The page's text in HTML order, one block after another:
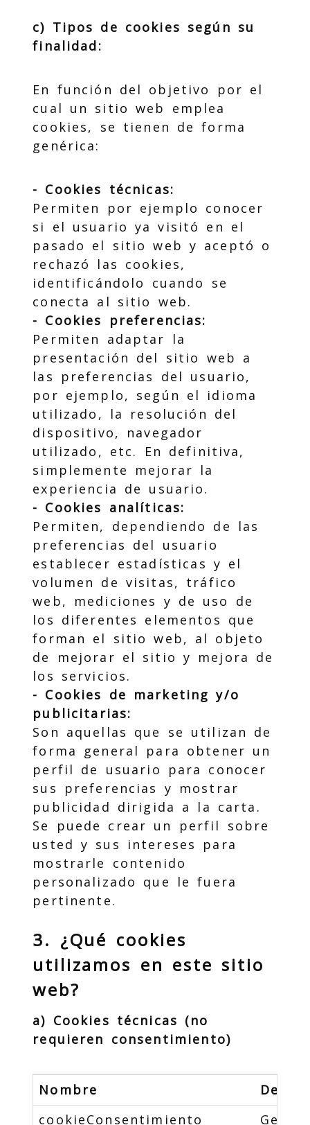
c) Tipos de cookies según su
finalidad:
En función del objetivo por el
cual un sitio web emplea
cookies, se tienen de forma
genérica:
- Cookies técnicas:
Permiten por ejemplo conocer
si el usuario ya visitó en el
pasado el sitio web y aceptó o
rechazó las cookies,
identificándolo cuando se
conecta al sitio web.
- Cookies preferencias:
Permiten adaptar la
presentación del sitio web a
las preferencias del usuario,
por ejemplo, según el idioma
utilizado, la resolución del
dispositivo, navegador
utilizado, etc. En definitiva,
simplemente mejorar la
experiencia de usuario.
- Cookies analíticas:
Permiten, dependiendo de las
preferencias del usuario
establecer estadísticas y el
volumen de visitas, tráfico
web, mediciones y de uso de
los diferentes elementos que
forman el sitio web, al objeto
de mejorar el sitio y mejora de
los servicios.
- Cookies de marketing y/o
publicitarias:
Son aquellas que se utilizan de
forma general para obtener un
perfil de usuario para conocer
sus preferencias y mostrar
publicidad dirigida a la carta.
Se puede crear un perfil sobre
usted y sus intereses para
mostrarle contenido
personalizado que le fuera
pertinente.
3. ¿Qué cookies
utilizamos en este sitio
web?
a) Cookies técnicas (no
requieren consentimiento)
Nombre
cookieConsentimiento